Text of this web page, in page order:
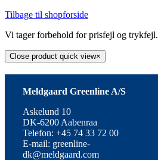
Tilbage til shopforside
Vi tager forbehold for prisfejl og trykfejl.
Close product quick view×
Meldgaard Greenline A/S
Askelund 10
DK-6200 Aabenraa
Telefon: +45 74 33 72 00
E-mail: greenline-
dk@meldgaard.com